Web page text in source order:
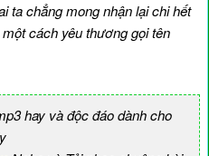
ta chẳng mong nhận lại chi hết
cách yêu thương gọi tên
hay và độc đáo dành cho